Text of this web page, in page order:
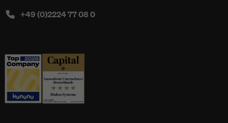
+49 (0)2224 77 08 0